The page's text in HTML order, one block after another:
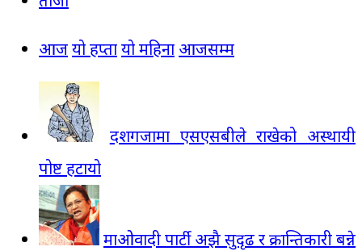
आजयो हप्तायो महिना आजसम्म
दशगजामा एसएसबीले राखेको अस्थायी
पोष्ट हटायो
माओवादी पार्टी अझै सुदृढ र क्रान्तिकारी बन्ने